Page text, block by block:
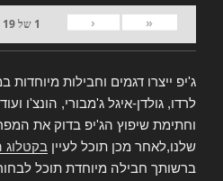
«
‹
1 של19
ג'יפ ייצרו דגמים וחבילות מיוחדות
לרדו, גולדן-איגל ג'מבורי, הונצ'ו
וחתימת שיפוץ הג'יפ בדוק את
שלנו,לאחר מכן תוכל לעיין בקטלוג
ברשותך חבילה מיוחדת תוכל